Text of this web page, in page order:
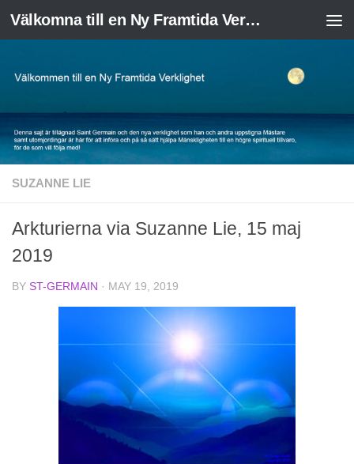
Skip to content Välkomna till en Ny Framtida Verklighet
SUZANNE LIE
Arkturierna via Suzanne Lie, 15 maj
2019
BY ST-GERMAIN · MAY 19, 2019